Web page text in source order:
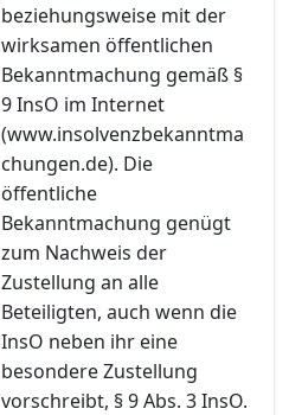
beziehungsweise mit der
wirksamen öffentlichen
Bekanntmachung gemäß §
9 InsO im Internet
(www.insolvenzbekanntma
chungen.de). Die
öffentliche
Bekanntmachung genügt
zum Nachweis der
Zustellung an alle
Beteiligten, auch wenn die
InsO neben ihr eine
besondere Zustellung
vorschreibt, § 9 Abs. 3 InsO.